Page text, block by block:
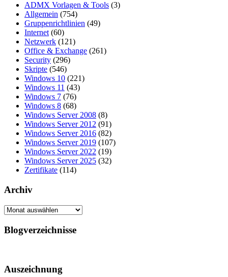
ADMX Vorlagen & Tools (3)
Allgemein (754)
Gruppenrichtlinien (49)
Internet(60)
Netzwerk (121)
Office & Exchange (261)
Security (296)
Skripte (546)
Windows 10 (221)
Windows 11 (43)
Windows 7 (76)
Windows 8 (68)
Windows Server 2008 (8)
Windows Server 2012 (91)
Windows Server 2016 (82)
Windows Server 2019 (107)
Windows Server 2022 (19)
Windows Server 2025 (32)
Zertifikate (114)
Archiv
Archiv
Blogverzeichnisse
Auszeichnung